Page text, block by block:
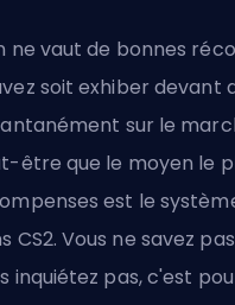
ne vaut de bonnes
soit exhiber devant
sur le
être que le moyen le
est le
CS2. Vous ne savez
inquiétez pas, c'est